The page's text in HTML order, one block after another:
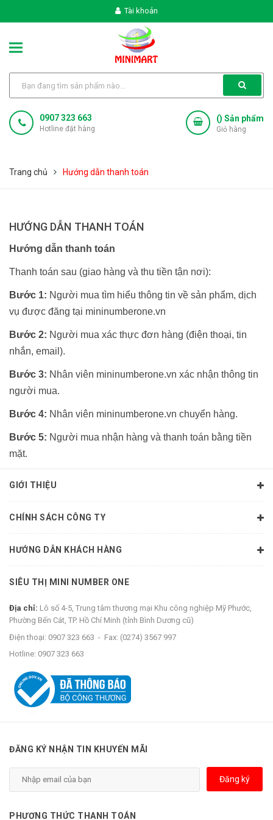
Tài khoản
0907 323 663
Hotline đặt hàng
() Sản phẩm
Giỏ hàng
Trang chủ Hướng dẫn thanh toán
HƯỚNG DẪN THANH TOÁN
Hướng dẫn thanh toán
Thanh toán sau (giao hàng và thu tiền tận nơi):
Bước 1: Người mua tìm hiểu thông tin về sản phẩm, dịch
vụ được đăng tại mininumberone.vn
Bước 2: Người mua xác thực đơn hàng (điện thoại, tin
nhắn, email).
Bước 3: Nhân viên mininumberone.vn xác nhận thông tin
người mua.
Bước 4: Nhân viên mininumberone.vn chuyển hàng.
Bước 5: Người mua nhận hàng và thanh toán bằng tiền
mặt.
GIỚI THIỆU
CHÍNH SÁCH CÔNG TY
HƯỚNG DẪN KHÁCH HÀNG
SIÊU THỊ MINI NUMBER ONE
Địa chỉ: Lô số 4-5, Trung tâm thương mại Khu công nghiệp Mỹ Phước,
Phường Bến Cát, TP. Hồ Chí Minh (tỉnh Bình Dương cũ)
Điện thoại: 0907 323 663 - Fax: (0274) 3567 997
Hotline: 0907 323 663
ĐĂNG KÝ NHẬN TIN KHUYẾN MÃI
Đăng ký
PHƯƠNG THỨC THANH TOÁN